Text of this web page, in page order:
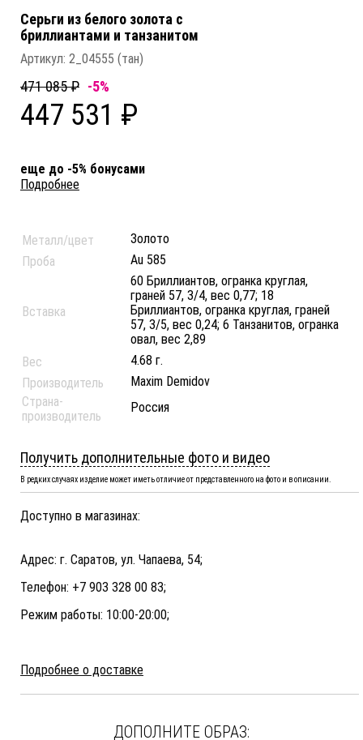
Серьги из белого золота c
бриллиантами и танзанитом
Артикул: 2_04555 (тан)
471 085 ₽ -5%
447 531 ₽
еще до -5% бонусами
Подробнее
Металл/цвет
Золото
Проба
Au 585
Вставка
60 Бриллиантов, огранка круглая,
граней 57, 3/4, вес 0,77; 18
Бриллиантов, огранка круглая, граней
57, 3/5, вес 0,24; 6 Танзанитов, огранка
овал, вес 2,89
Вес
4.68 г.
Производитель
Maxim Demidov
Страна-
производитель
Россия
Получить дополнительные фото и видео
В редких случаях изделие может иметь отличие от представленного на фото и в описании.
Доступно в магазинах:
Адрес: г. Саратов, ул. Чапаева, 54;
Телефон: +7 903 328 00 83;
Режим работы: 10:00-20:00;
Подробнее о доставке
ДОПОЛНИТЕ ОБРАЗ: